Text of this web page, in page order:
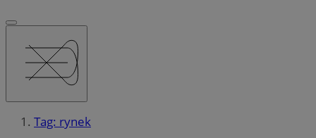
Tag: rynek